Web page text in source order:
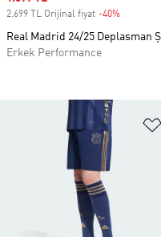
2.699 TL Orijinal fiyat -40%
Real Madrid 24/25 Deplasman
Erkek Performance